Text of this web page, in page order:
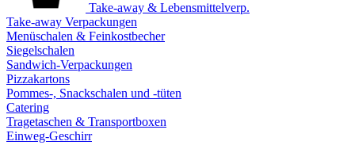
Take-away & Lebensmittelverp.
Take-away Verpackungen
Menüschalen & Feinkostbecher
Siegelschalen
Sandwich-Verpackungen
Pizzakartons
Pommes-, Snackschalen und -tüten
Catering
Tragetaschen & Transportboxen
Einweg-Geschirr